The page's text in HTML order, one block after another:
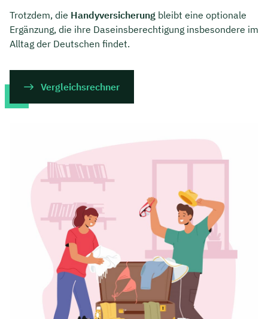
Trotzdem, die Handyversicherung bleibt eine optionale
Ergänzung, die ihre Daseinsberechtigung insbesondere im
Alltag der Deutschen findet.
Vergleichsrechner